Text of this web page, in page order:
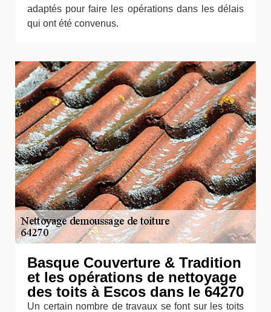
adaptés pour faire les opérations dans les délais
qui ont été convenus.
Basque Couverture & Tradition
et les opérations de nettoyage
des toits à Escos dans le 64270
Un certain nombre de travaux se font sur les toits